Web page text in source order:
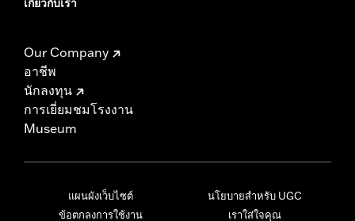
เกี่ยวกับเรา
Our Company
อาชีพ
นักลงทุน
การเยี่ยมชมโรงงาน
Museum
แผนผังเว็บไซต์
ข้อตกลงการใช้งาน
นโยบายสำหรับ UGC
เราใส่ใจคุณ